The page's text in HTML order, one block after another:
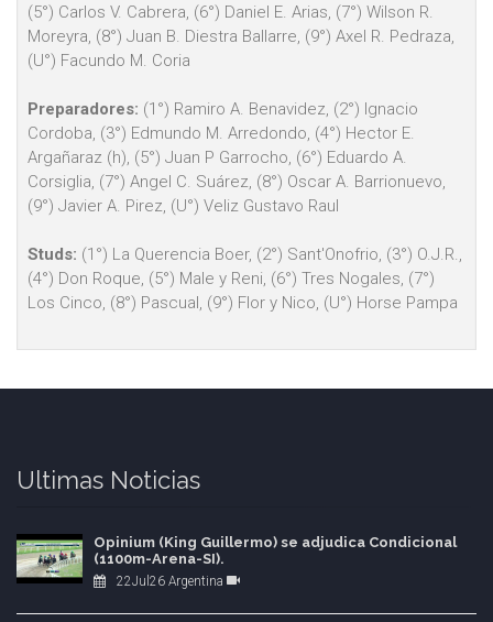
(5°) Carlos V. Cabrera, (6°) Daniel E. Arias, (7°) Wilson R.
Moreyra, (8°) Juan B. Diestra Ballarre, (9°) Axel R. Pedraza,
(U°) Facundo M. Coria
Preparadores: (1°) Ramiro A. Benavidez, (2°) Ignacio
Cordoba, (3°) Edmundo M. Arredondo, (4°) Hector E.
Argañaraz (h), (5°) Juan P Garrocho, (6°) Eduardo A.
Corsiglia, (7°) Angel C. Suárez, (8°) Oscar A. Barrionuevo,
(9°) Javier A. Pirez, (U°) Veliz Gustavo Raul
Studs: (1°) La Querencia Boer, (2°) Sant'Onofrio, (3°) O.J.R.,
(4°) Don Roque, (5°) Male y Reni, (6°) Tres Nogales, (7°)
Los Cinco, (8°) Pascual, (9°) Flor y Nico, (U°) Horse Pampa
Ultimas Noticias
Opinium (King Guillermo) se adjudica Condicional
(1100m-Arena-SI).
22Jul26 Argentina